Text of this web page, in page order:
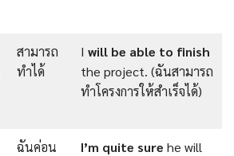
สามารถ
ทำได้
I will be able to finish
the project. (ฉันสามารถ
ทำโครงการให้สำเร็จได้)
ฉันค่อน
I’m quite sure he will